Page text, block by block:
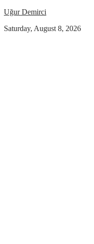
Uğur Demirci
Saturday, August 8, 2026